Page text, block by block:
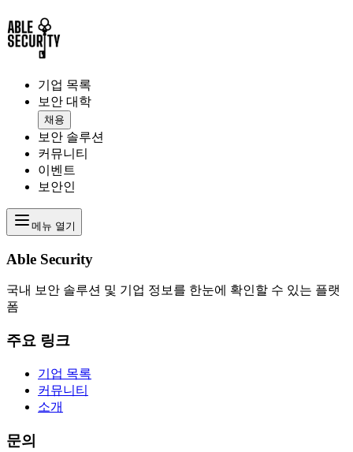
기업 목록
보안 대학
채용
보안 솔루션
커뮤니티
이벤트
보안인
메뉴 열기
Able Security
국내 보안 솔루션 및 기업 정보를 한눈에 확인할 수 있는 플랫
폼
주요 링크
기업 목록
커뮤니티
소개
문의